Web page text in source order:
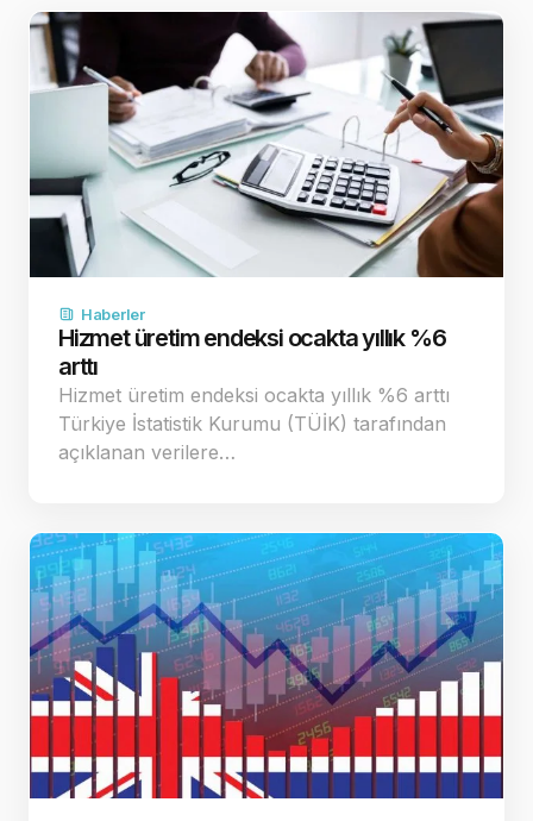
Haberler
Hizmet üretim endeksi ocakta yıllık %6
arttı
Hizmet üretim endeksi ocakta yıllık %6 arttı
Türkiye İstatistik Kurumu (TÜİK) tarafından
açıklanan verilere…